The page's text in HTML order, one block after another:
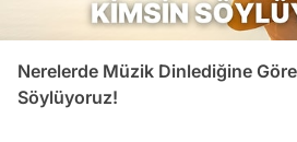
Nerelerde Müzik Dinlediğine
Söylüyoruz!